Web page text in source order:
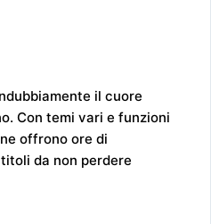
il cuore
Con temi vari e funzioni
offrono ore di
da non perdere